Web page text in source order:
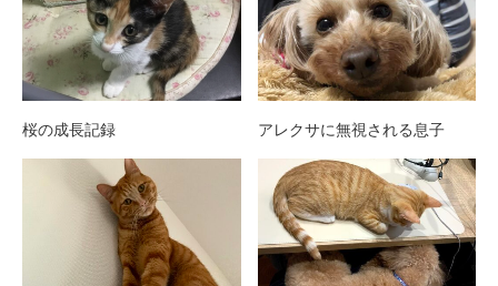
桜の成長記録 アレクサに無視される息子